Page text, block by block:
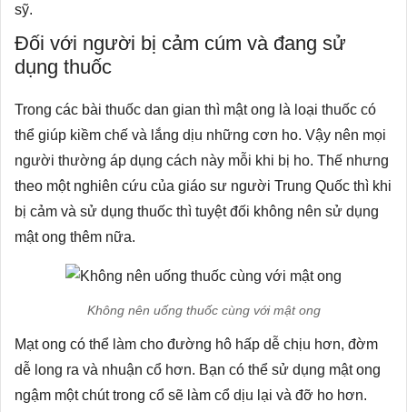
sỹ.
Đối với người bị cảm cúm và đang sử
dụng thuốc
Trong các bài thuốc dan gian thì mật ong là loại thuốc có
thể giúp kiềm chế và lắng dịu những cơn ho. Vậy nên mọi
người thường áp dụng cách này mỗi khi bị ho. Thế nhưng
theo một nghiên cứu của giáo sư người Trung Quốc thì khi
bị cảm và sử dụng thuốc thì tuyệt đối không nên sử dụng
mật ong thêm nữa.
Không nên uống thuốc cùng với mật ong
Mạt ong có thể làm cho đường hô hấp dễ chịu hơn, đờm
dễ long ra và nhuận cổ hơn. Bạn có thể sử dụng mật ong
ngậm một chút trong cổ sẽ làm cổ dịu lại và đỡ ho hơn.